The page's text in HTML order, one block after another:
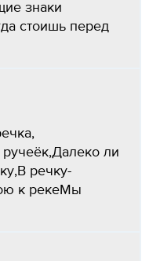
знаки
стоишь перед
ли
речку-
к рекеМы